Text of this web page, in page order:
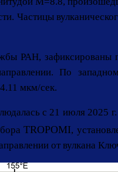
Частицы
РАН,
По
мкм/сек.
с 21 июля
TROPOMI,
от вулкана